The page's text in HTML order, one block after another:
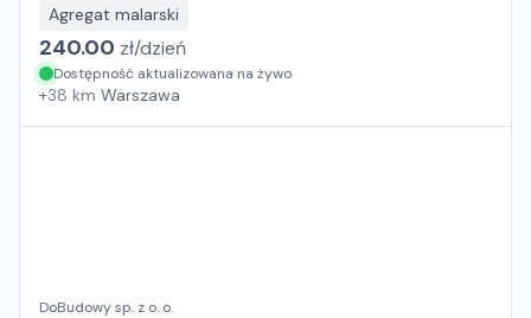
Agregat malarski
240.00 zł/dzień
Dostępność aktualizowana na żywo
+38 km Warszawa
DoBudowy sp. z o. o.